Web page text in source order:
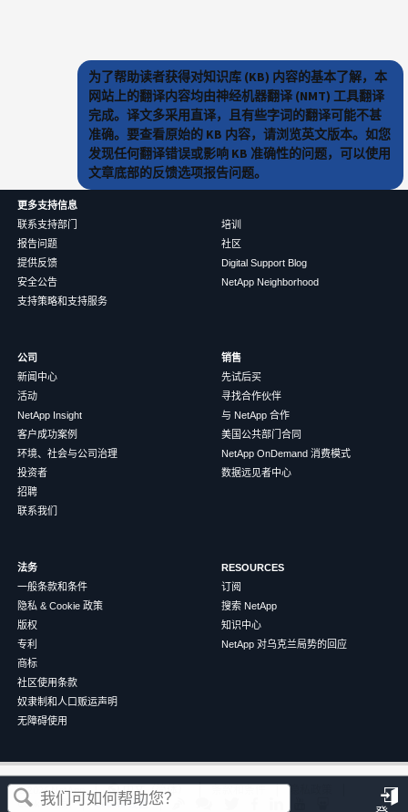
这篇文章对您有帮助吗？
为了帮助读者获得对知识库 (KB) 内容的基本了解，本
网站上的翻译内容均由神经机器翻译 (NMT) 工具翻译
完成。译文多采用直译，且有些字词的翻译可能不甚
准确。要查看原始的 KB 内容，请浏览英文版本。如您
发现任何翻译错误或影响 KB 准确性的问题，可以使用
文章底部的反馈选项报告问题。
更多支持信息
联系支持部门
报告问题
提供反馈
安全公告
支持策略和支持服务
培训
社区
Digital Support Blog
NetApp Neighborhood
公司
新闻中心
活动
NetApp Insight
客户成功案例
环境、社会与公司治理
投资者
招聘
联系我们
销售
先试后买
寻找合作伙伴
与 NetApp 合作
美国公共部门合同
NetApp OnDemand 消费模式
数据远见者中心
法务
一般条款和条件
隐私 & Cookie 政策
版权
专利
商标
社区使用条款
奴隶制和人口贩运声明
无障碍使用
RESOURCES
订阅
搜索 NetApp
知识中心
NetApp 对乌克兰局势的回应
©2026NetApp 中文（简体） 条款和条件
隐私政策
Cookie 政策
Cookie 设置